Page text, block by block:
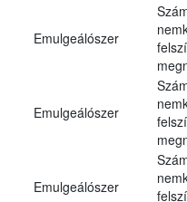
Emulgeálószer
Emulgeálószer
Emulgeálószer